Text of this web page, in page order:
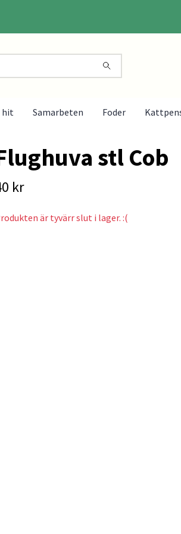
hit Samarbeten Foder
stl Cob
kr
är tyvärr slut i lager. :(